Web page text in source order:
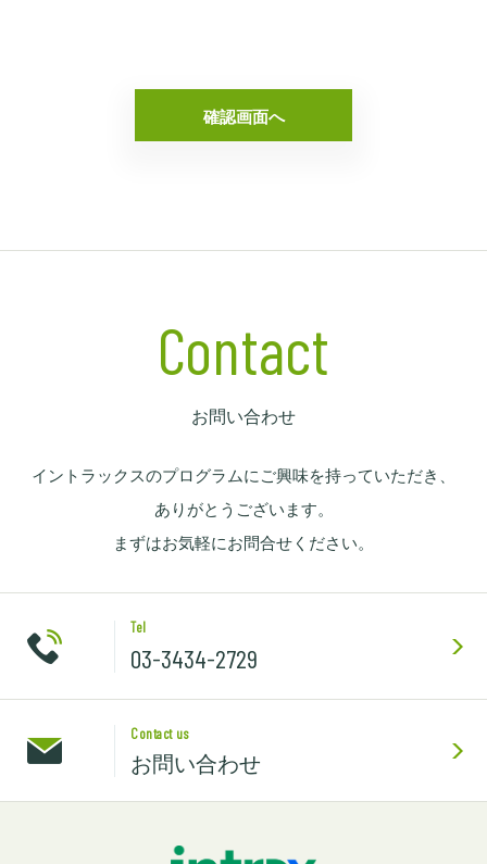
Contact
お問い合わせ
イントラックスのプログラムにご興味を持っていただき、
ありがとうございます。
まずはお気軽にお問合せください。
Tel
03-3434-2729
Contact us
お問い合わせ